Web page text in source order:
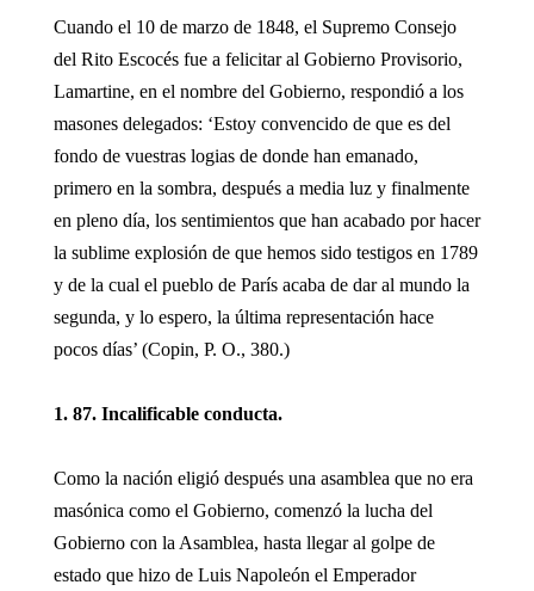
Cuando el 10 de marzo de 1848, el Supremo Consejo
del Rito Escocés fue a felicitar al Gobierno Provisorio,
Lamartine, en el nombre del Gobierno, respondió a los
masones delegados: ‘Estoy convencido de que es del
fondo de vuestras logias de donde han emanado,
primero en la sombra, después a media luz y finalmente
en pleno día, los sentimientos que han acabado por hacer
la sublime explosión de que hemos sido testigos en 1789
y de la cual el pueblo de París acaba de dar al mundo la
segunda, y lo espero, la última representación hace
pocos días’ (Copin, P. O., 380.)
1. 87. Incalificable conducta.
Como la nación eligió después una asamblea que no era
masónica como el Gobierno, comenzó la lucha del
Gobierno con la Asamblea, hasta llegar al golpe de
estado que hizo de Luis Napoleón el Emperador